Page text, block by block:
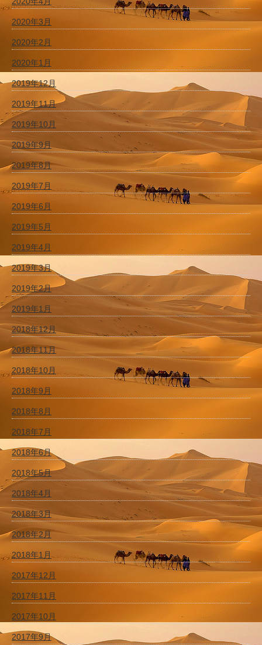
2020年3月
2020年2月
2020年1月
2019年12月
2019年11月
2019年10月
2019年9月
2019年8月
2019年7月
2019年6月
2019年5月
2019年4月
2019年3月
2019年2月
2019年1月
2018年12月
2018年11月
2018年10月
2018年9月
2018年8月
2018年7月
2018年6月
2018年5月
2018年4月
2018年3月
2018年2月
2018年1月
2017年12月
2017年11月
2017年10月
2017年9月